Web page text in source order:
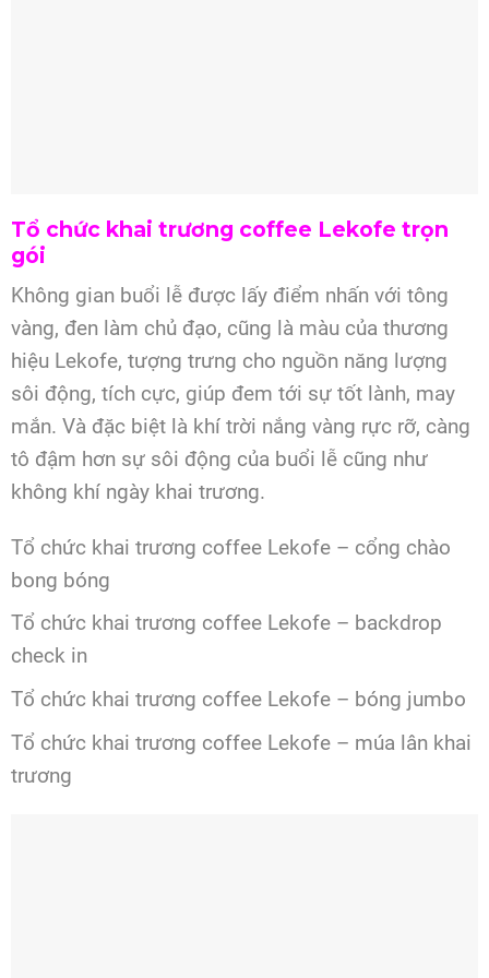
Tổ chức khai trương coffee Lekofe trọn
gói
Không gian buổi lễ được lấy điểm nhấn với tông
vàng, đen làm chủ đạo, cũng là màu của thương
hiệu Lekofe, tượng trưng cho nguồn năng lượng
sôi động, tích cực, giúp đem tới sự tốt lành, may
mắn. Và đặc biệt là khí trời nắng vàng rực rỡ, càng
tô đậm hơn sự sôi động của buổi lễ cũng như
không khí ngày khai trương.
Tổ chức khai trương coffee Lekofe – cổng chào
bong bóng
Tổ chức khai trương coffee Lekofe – backdrop
check in
Tổ chức khai trương coffee Lekofe – bóng jumbo
Tổ chức khai trương coffee Lekofe – múa lân khai
trương